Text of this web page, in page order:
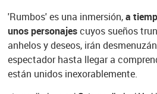
'Rumbos' es una inmersión,a
unos personajescuyos sueños
anhelos y deseos, irán
espectador hasta llegar a
están unidos inexorablemente.